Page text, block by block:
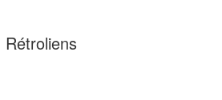
Rétroliens